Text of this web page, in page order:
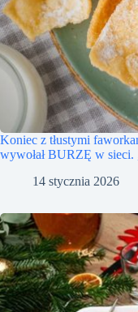
Koniec z tłustymi
wywołał BURZĘ w
14 stycznia 2026